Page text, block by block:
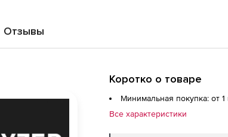
Отзывы
Коротко о товаре
Минимальная покупка: от 1
Все характеристики